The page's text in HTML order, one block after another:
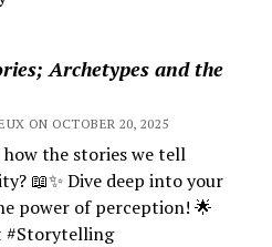
Archetypes and the
ON OCTOBER 20, 2025
how the stories we tell
📖✨ Dive deep into your
power of perception! 🌟
#Storytelling